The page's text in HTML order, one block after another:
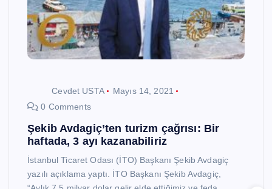
Cevdet USTA
Mayıs 14, 2021
0 Comments
Şekib Avdagiç’ten turizm çağrısı: Bir
haftada, 3 ayı kazanabiliriz
İstanbul Ticaret Odası (İTO) Başkanı Şekib Avdagiç
yazılı açıklama yaptı. İTO Başkanı Şekib Avdagiç,